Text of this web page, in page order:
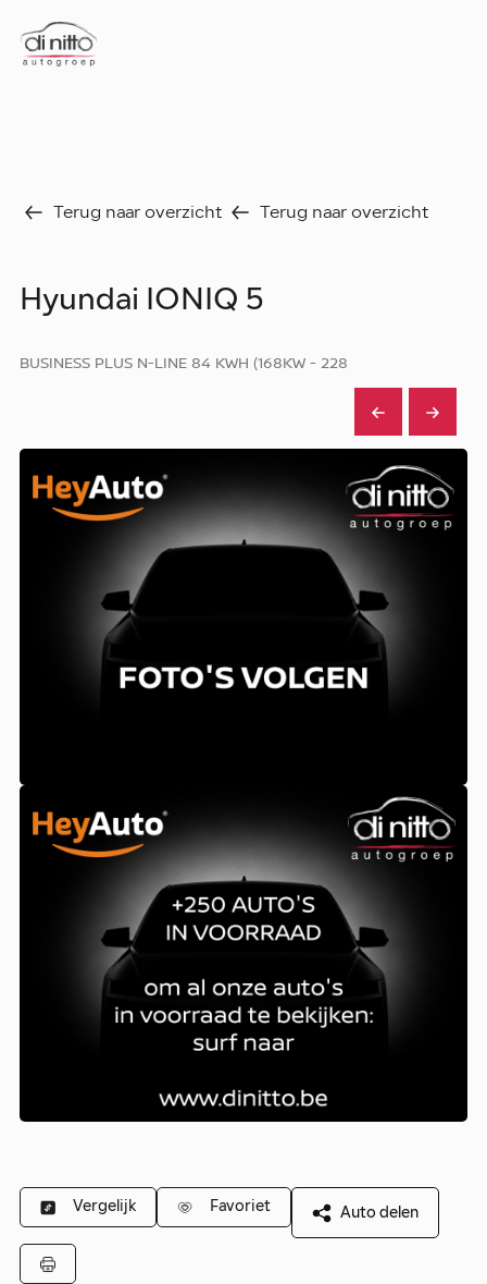
Aanbod
Verkocht
Carrosseriecenter
Contact
Terug naar overzicht Terug naar overzicht
Hyundai IONIQ 5
BUSINESS PLUS N-LINE 84 KWH (168KW - 228
Vergelijk Favoriet Auto delen